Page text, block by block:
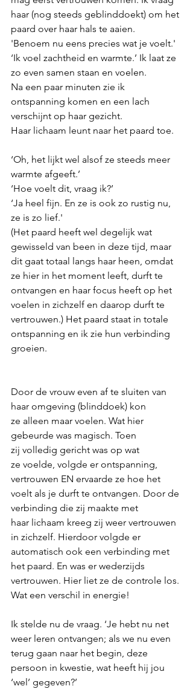
haar (nog steeds geblinddoekt) om het
paard over haar hals te aaien.
'Benoem nu eens precies wat je voelt.'
‘Ik voel zachtheid en warmte.’ Ik laat ze
zo even samen staan en voelen.
Na een paar minuten zie ik
ontspanning komen en een lach
verschijnt op haar gezicht.
Haar lichaam leunt naar het paard toe.
‘Oh, het lijkt wel alsof ze steeds meer
warmte afgeeft.’
‘Hoe voelt dit, vraag ik?’
‘Ja heel fijn. En ze is ook zo rustig nu,
ze is zo lief.'
(Het paard heeft wel degelijk wat
gewisseld van been in deze tijd, maar
dit gaat totaal langs haar heen, omdat
ze hier in het moment leeft, durft te
ontvangen en haar focus heeft op het
voelen in zichzelf en daarop durft te
vertrouwen.) Het paard staat in totale
ontspanning en ik zie hun verbinding
groeien.
Door de vrouw even af te sluiten van
haar omgeving (blinddoek) kon
ze alleen maar voelen. Wat hier
gebeurde was magisch. Toen
zij volledig gericht was op wat
ze voelde, volgde er ontspanning,
vertrouwen EN ervaarde ze hoe het
voelt als je durft te ontvangen. Door de
verbinding die zij maakte met
haar lichaam kreeg zij weer vertrouwen
in zichzelf. Hierdoor volgde er
automatisch ook een verbinding met
het paard. En was er wederzijds
vertrouwen. Hier liet ze de controle los.
Wat een verschil in energie!
Ik stelde nu de vraag. ‘Je hebt nu net
weer leren ontvangen; als we nu even
terug gaan naar het begin, deze
persoon in kwestie, wat heeft hij jou
‘wel’ gegeven?’